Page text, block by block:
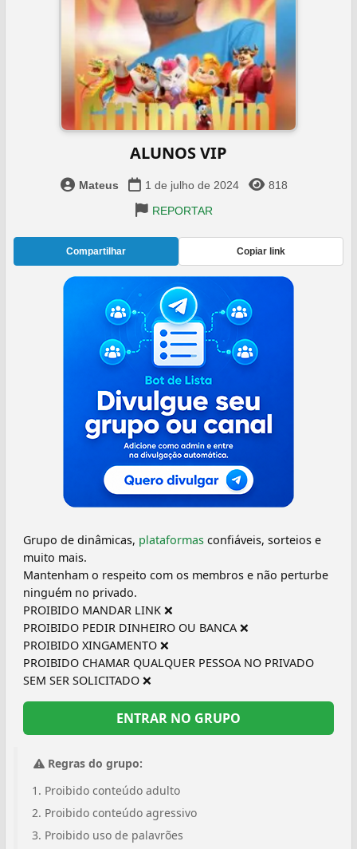
ALUNOS VIP
Mateus 1 de julho de 2024
818
REPORTAR
Compartilhar Copiar link
Grupo de dinâmicas, plataformas confiáveis, sorteios e
muito mais.
Mantenham o respeito com os membros e não perturbe
ninguém no privado.
PROIBIDO MANDAR LINK ❌
PROIBIDO PEDIR DINHEIRO OU BANCA ❌
PROIBIDO XINGAMENTO ❌
PROIBIDO CHAMAR QUALQUER PESSOA NO PRIVADO
SEM SER SOLICITADO ❌
ENTRAR NO GRUPO
Regras do grupo:
Proibido conteúdo adulto
Proibido conteúdo agressivo
Proibido uso de palavrões